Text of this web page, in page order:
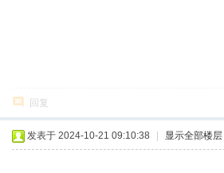
回复
发表于 2024-10-21 09:10:38 显示全部楼层